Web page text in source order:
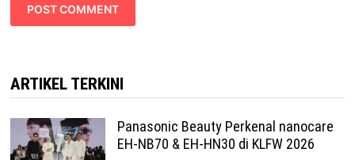
ARTIKEL TERKINI
Panasonic Beauty Perkenal nanocare
EH-NB70 & EH-HN30 di KLFW 2026